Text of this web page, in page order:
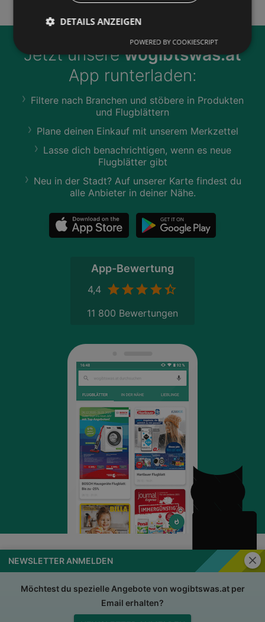
NEWSLETTER ANMELDEN
Möchtest du spezielle Angebote von wogibtswas.at per
Email erhalten?
Jetzt unserewogibtswas.at
App runterladen:
Filtere nach Branchen und stöbere in Produkten
und Flugblättern
Plane deinen Einkauf mit unserem Merkzettel
Lasse dich benachrichtigen, wenn es neue
Flugblätter gibt
Neu in der Stadt? Auf unserer Karte findest du
alle Anbieter in deiner Nähe.
App-Bewertung
4,4
11 800 Bewertungen
wogibtswas.at Impressum
Nutzungsbedingungen AGB
Datenschutzerklärung
DETAILS ANZEIGEN
POWERED BY COOKIESCRIPT